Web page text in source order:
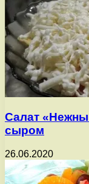
Салат
сыром
26.06.2020